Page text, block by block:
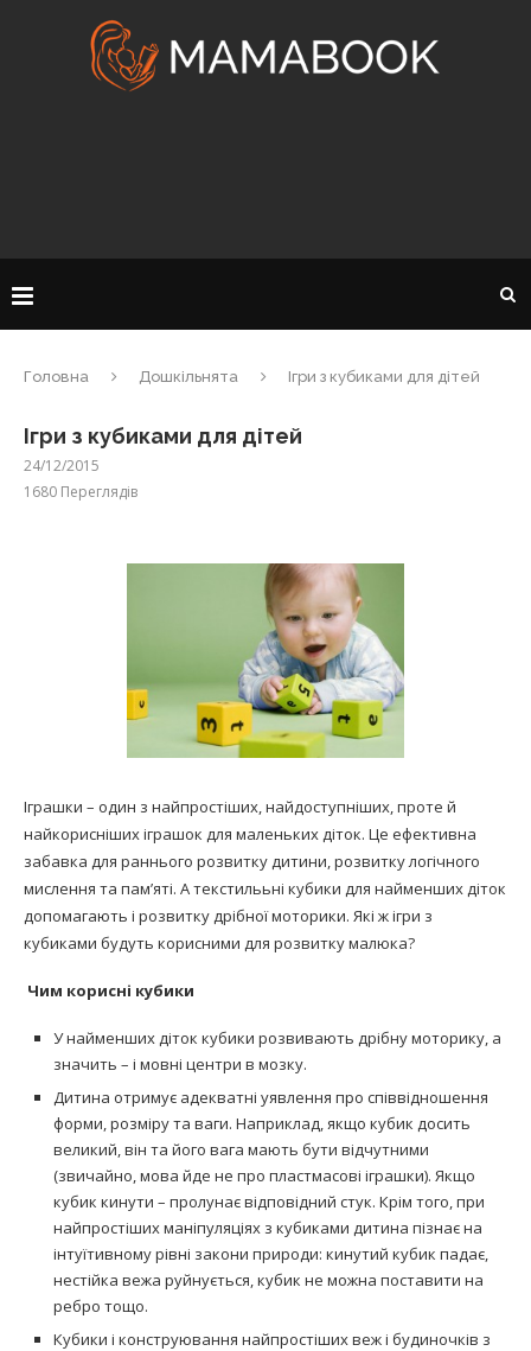
Головна Дошкільнята Ігри з кубиками для дітей
Ігри з кубиками для дітей
24/12/2015
1680 Переглядів
Іграшки – один з найпростіших, найдоступніших, проте й
найкорисніших іграшок для маленьких діток. Це ефективна
забавка для раннього розвитку дитини, розвитку логічного
мислення та пам’яті. А текстилььні кубики для найменших діток
допомагають і розвитку дрібної моторики. Які ж ігри з
кубиками будуть корисними для розвитку малюка?
Чим корисні кубики
У найменших діток кубики розвивають дрібну моторику, а
значить – і мовні центри в мозку.
Дитина отримує адекватні уявлення про співвідношення
форми, розміру та ваги. Наприклад, якщо кубик досить
великий, він та його вага мають бути відчутними
(звичайно, мова йде не про пластмасові іграшки). Якщо
кубик кинути – пролунає відповідний стук. Крім того, при
найпростіших маніпуляціях з кубиками дитина пізнає на
інтуїтивному рівні закони природи: кинутий кубик падає,
нестійка вежа руйнується, кубик не можна поставити на
ребро тощо.
Кубики і конструювання найпростіших веж і будиночків з